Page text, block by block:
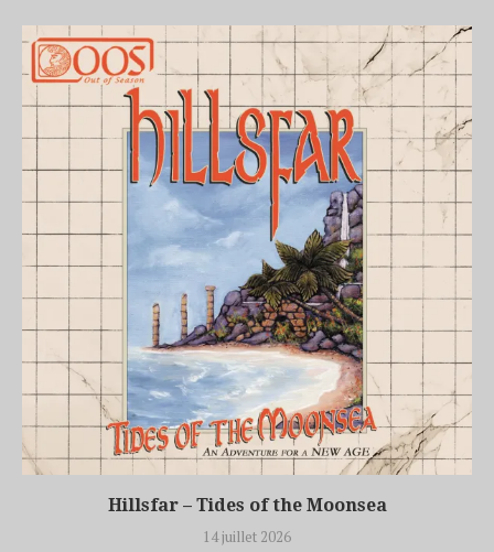
Hillsfar – Tides of the Moonsea
14 juillet 2026